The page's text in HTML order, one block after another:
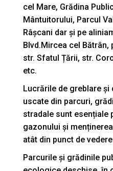
cel Mare, Grădina
Mântuitorului, Parcul
Râșcani dar și pe
Blvd.Mircea cel
str. Sfatul Țării, str.
etc.
Lucrările de greblare
uscate din parcuri,
stradale sunt esențiale
gazonului și
atât din punct de
Parcurile și grădinile